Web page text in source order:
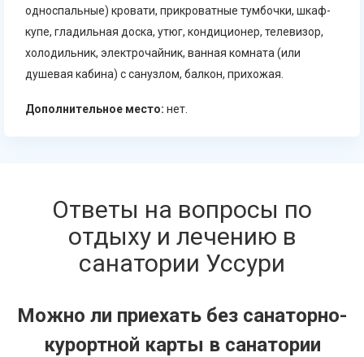
односпальные) кровати, прикроватные тумбочки, шкаф-
купе, гладильная доска, утюг, кондиционер, телевизор,
холодильник, электрочайник, ванная комната (или
душевая кабина) с санузлом, балкон, прихожая.
Дополнительное место: нет.
Ответы на вопросы по
отдыху и лечению в
санатории Уссури
Можно ли приехать без санаторно-
курортной карты в санатории